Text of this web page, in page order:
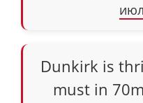
Dunkirk is
must in